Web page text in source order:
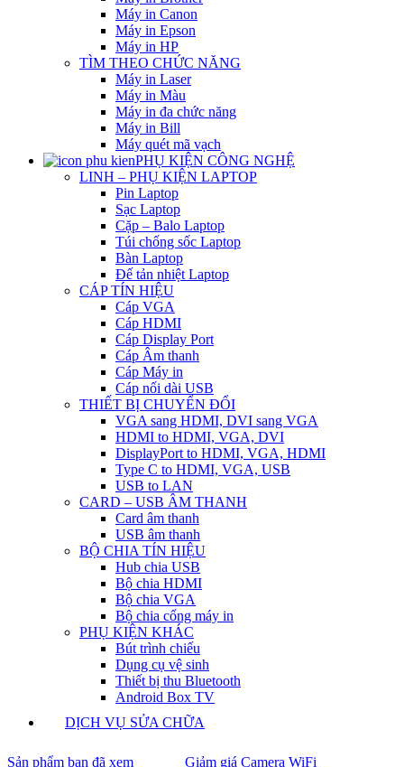
Máy in Canon
Máy in Epson
Máy in HP
TÌM THEO CHỨC NĂNG
Máy in Laser
Máy in Màu
Máy in đa chức năng
Máy in Bill
Máy quét mã vạch
PHỤ KIỆN CÔNG NGHỆ
LINH – PHỤ KIỆN LAPTOP
Pin Laptop
Sạc Laptop
Cặp – Balo Laptop
Túi chống sốc Laptop
Bàn Laptop
Đế tản nhiệt Laptop
CÁP TÍN HIỆU
Cáp VGA
Cáp HDMI
Cáp Display Port
Cáp Âm thanh
Cáp Máy in
Cáp nối dài USB
THIẾT BỊ CHUYỂN ĐỔI
VGA sang HDMI, DVI sang VGA
HDMI to HDMI, VGA, DVI
DisplayPort to HDMI, VGA, HDMI
Type C to HDMI, VGA, USB
USB to LAN
CARD – USB ÂM THANH
Card âm thanh
USB âm thanh
BỘ CHIA TÍN HIỆU
Hub chia USB
Bộ chia HDMI
Bộ chia VGA
Bộ chia cổng máy in
PHỤ KIỆN KHÁC
Bút trình chiếu
Dụng cụ vệ sinh
Thiết bị thu Bluetooth
Android Box TV
DỊCH VỤ SỬA CHỮA
Sản phẩm bạn đã xem
Giảm giá Camera WiFi